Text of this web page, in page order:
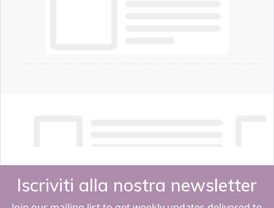
Iscriviti alla nostra newsletter